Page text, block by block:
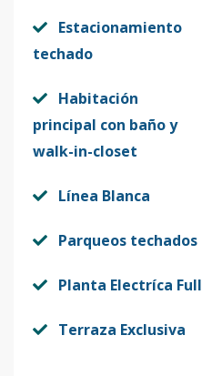
Estacionamiento
techado
Habitación
principal con baño y
walk-in-closet
Línea Blanca
Parqueos techados
Planta Electríca Full
Terraza Exclusiva